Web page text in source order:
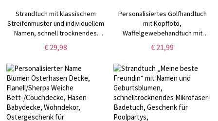
Strandtuch mit klassischem
Streifenmuster und individuellem
Namen, schnell trocknendes
Mikrofaser-Badetuch,
Urlaub/Sonnenbaden/Strand/Spa/Pool-
Party-Geschenk, Geschenk für
Kinder/Familie/Freunde
€ 29,98
Personalisiertes Golfhandtuch
mit Kopffoto,
Waffelgewebehandtuch mit
Hängeklammer, Golfaccessoire,
Geburtstags-/Vatertagsgeschenk
für Ihn/Papa/Opa/Golfliebhaber
€ 21,99